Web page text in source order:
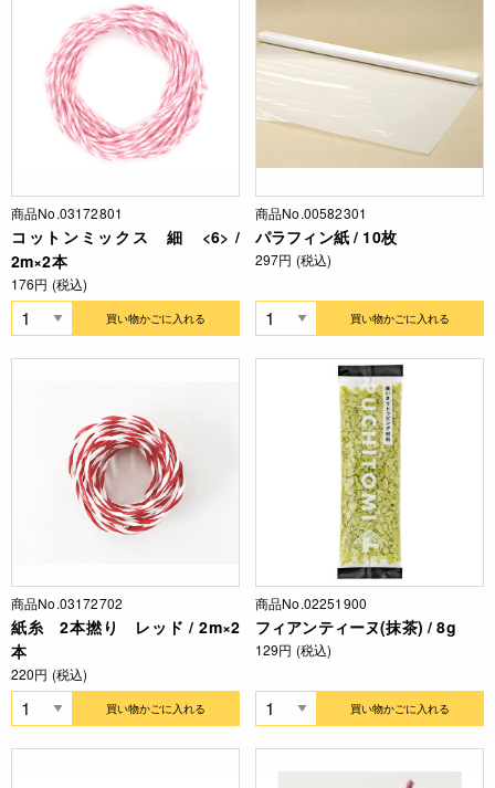
商品No.03172801
コットンミックス 細 <6> /
2m×2本
176円 (税込)
買い物かごに入れる
商品No.00582301
パラフィン紙 / 10枚
297円 (税込)
買い物かごに入れる
商品No.03172702
紙糸 2本撚り レッド / 2m×2
本
220円 (税込)
買い物かごに入れる
商品No.02251900
フィアンティーヌ(抹茶) / 8g
129円 (税込)
買い物かごに入れる